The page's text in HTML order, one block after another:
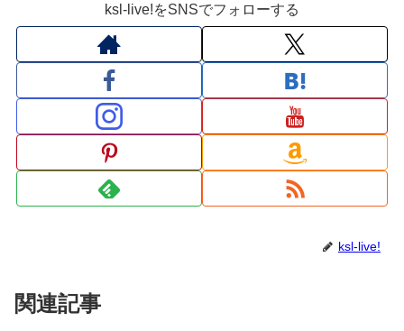
ksl-live!をSNSでフォローする
ksl-live!
関連記事